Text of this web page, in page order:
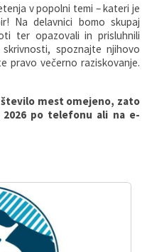
v popolni temi – kateri je
Na delavnici bomo skupaj
ter opazovali in prisluhnili
spoznajte njihovo
pravo večerno raziskovanje.
mest omejeno, zato
po telefonu ali na e-